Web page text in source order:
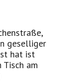
geselliger
hat ist
Tisch am